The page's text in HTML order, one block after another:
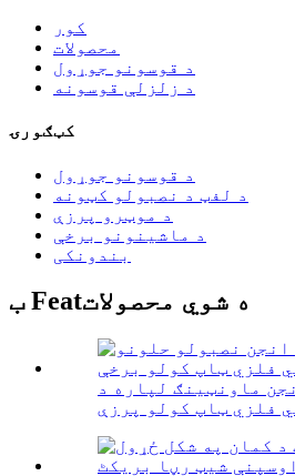
کور
محصولات
د قوسونو جوړول
د زلزلې قوسونه
کټګورۍ
د قوسونو جوړول
د لفټ د نصبولو کټونه
د موټرو پرزې
د ماشینونو برخې
بندونکی
ب Featه شوي محصولات
ماونټینګ لپاره د